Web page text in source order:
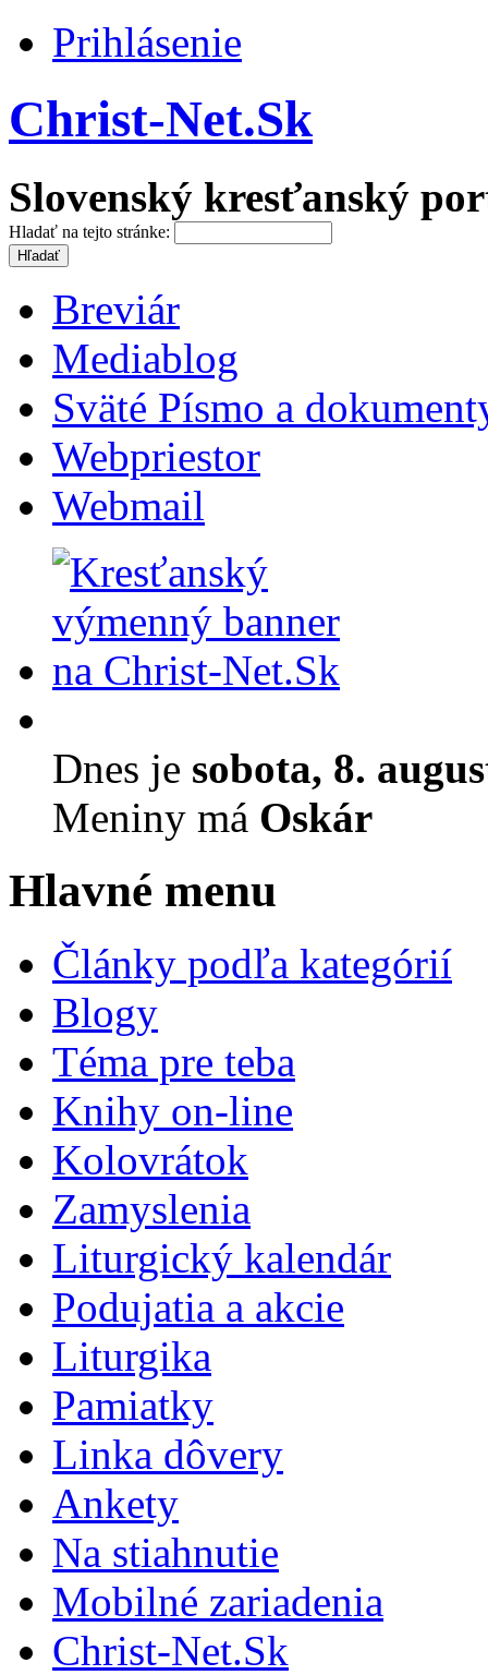
Prihlásenie
Christ-Net.Sk
Slovenský kresťanský
Hladať na tejto stránke:
Breviár
Mediablog
Sväté Písmo a
Webpriestor
Webmail
Dnes je sobota, 8.
Meniny má Oskár
Hlavné menu
Články podľa kategórií
Blogy
Téma pre teba
Knihy on-line
Kolovrátok
Zamyslenia
Liturgický kalendár
Podujatia a akcie
Liturgika
Pamiatky
Linka dôvery
Ankety
Na stiahnutie
Mobilné zariadenia
Christ-Net.Sk